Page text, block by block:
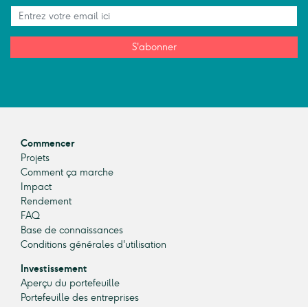
S'abonner
Commencer
Projets
Comment ça marche
Impact
Rendement
FAQ
Base de connaissances
Conditions générales d'utilisation
Investissement
Aperçu du portefeuille
Portefeuille des entreprises